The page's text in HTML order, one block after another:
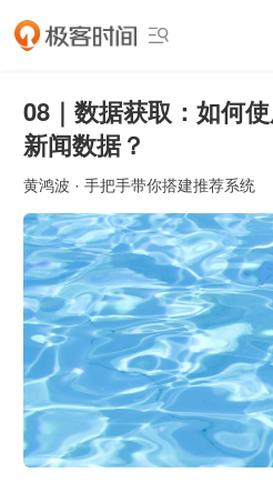

08｜数据获取：如何
新闻数据？
黄鸿波 · 手把手带你搭建推荐系统